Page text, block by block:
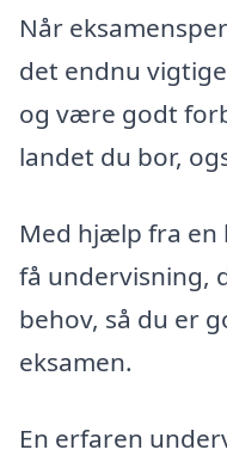
Når
det endnu
og være godt
landet du bor,
Med hjælp fra
få undervisning,
behov, så du er
eksamen.
En erfaren